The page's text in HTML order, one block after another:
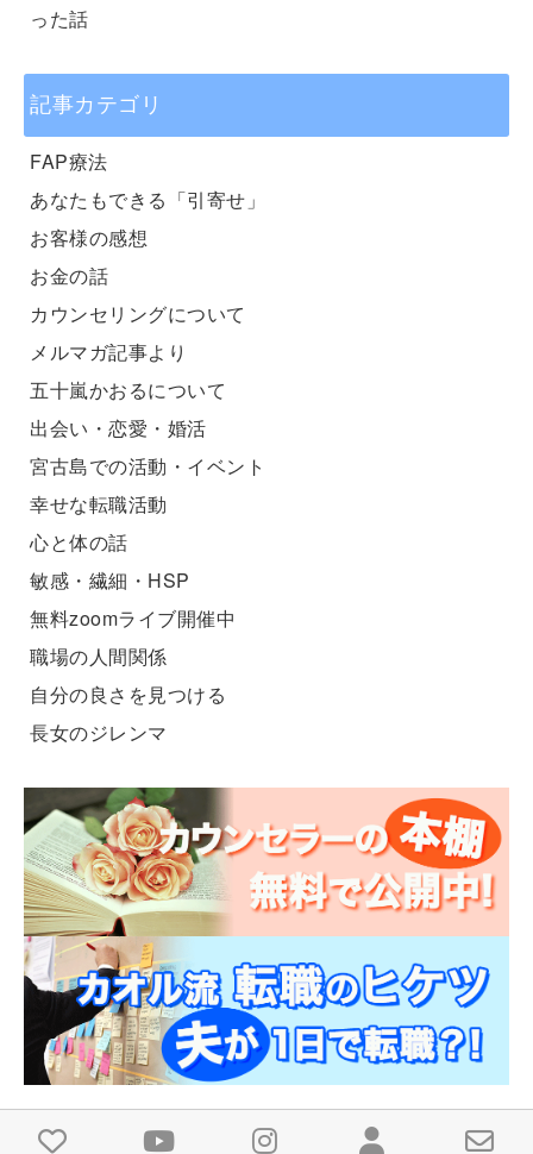
った話
記事カテゴリ
FAP療法
あなたもできる「引寄せ」
お客様の感想
お金の話
カウンセリングについて
メルマガ記事より
五十嵐かおるについて
出会い・恋愛・婚活
宮古島での活動・イベント
幸せな転職活動
心と体の話
敏感・繊細・HSP
無料zoomライブ開催中
職場の人間関係
自分の良さを見つける
長女のジレンマ